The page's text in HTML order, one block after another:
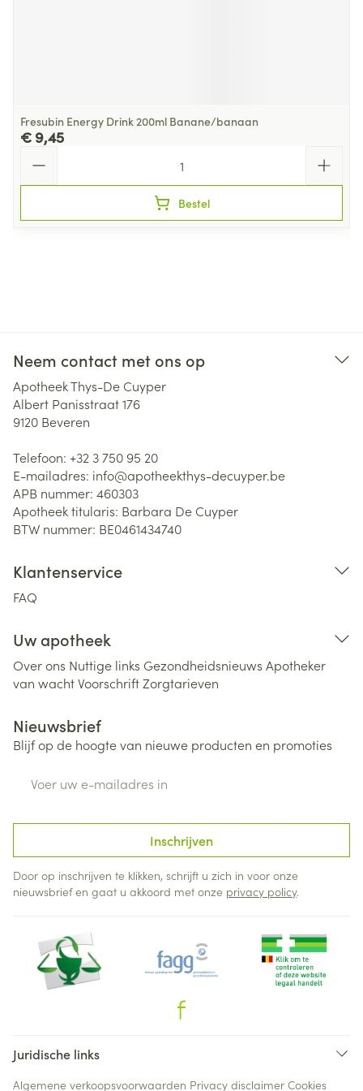
Fresubin Energy Drink 200ml Banane/banaan
€ 9,45
Bestel
Neem contact met ons op
Apotheek Thys-De Cuyper
Albert Panisstraat 176
9120 Beveren
Telefoon: +32 3 750 95 20
E-mailadres: info@apotheekthys-decuyper.be
APB nummer: 460303
Apotheek titularis: Barbara De Cuyper
BTW nummer: BE0461434740
Klantenservice
FAQ
Uw apotheek
Over ons Nuttige links Gezondheidsnieuws Apotheker
van wachtVoorschriftZorgtarieven
Nieuwsbrief
Blijf op de hoogte van nieuwe producten en promoties
Inschrijven
Door op inschrijven te klikken, schrijft u zich in voor onze
nieuwsbrief en gaat u akkoord met onze privacy policy.
Juridische links
Algemene verkoopsvoorwaarden Privacy disclaimer Cookies